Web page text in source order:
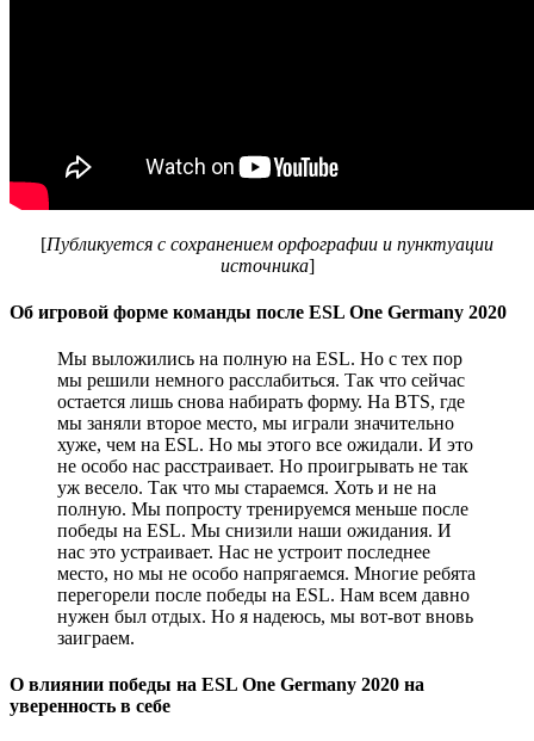
[Публикуется с сохранением орфографии и пунктуации
источника]
Об игровой форме команды после ESL One Germany 2020
Мы выложились на полную на ESL. Но с тех пор
мы решили немного расслабиться. Так что сейчас
остается лишь снова набирать форму. На BTS, где
мы заняли второе место, мы играли значительно
хуже, чем на ESL. Но мы этого все ожидали. И это
не особо нас расстраивает. Но проигрывать не так
уж весело. Так что мы стараемся. Хоть и не на
полную. Мы попросту тренируемся меньше после
победы на ESL. Мы снизили наши ожидания. И
нас это устраивает. Нас не устроит последнее
место, но мы не особо напрягаемся. Многие ребята
перегорели после победы на ESL. Нам всем давно
нужен был отдых. Но я надеюсь, мы вот-вот вновь
заиграем.
О влиянии победы на ESL One Germany 2020 на
уверенность в себе